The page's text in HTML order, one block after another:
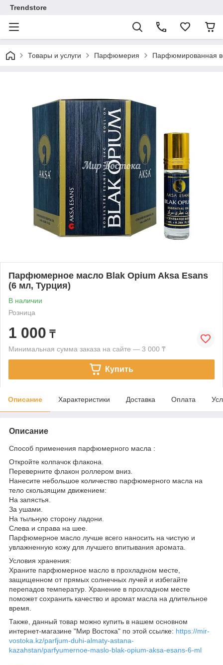
Trendstore
Товары и услуги Парфюмерия Парфюмированная
Парфюмерное масло Blak Opium Aksa Esans
(6 мл, Турция)
В наличии
Розница
1 000 ₸
Минимальная сумма заказа на сайте — 3 000 ₸
Купить
Описание Характеристики Доставка Оплата
Описание
Способ применения парфюмерного масла :
Откройте колпачок флакона.
Переверните флакон роллером вниз.
Нанесите небольшое количество парфюмерного масла на
тело скользящим движением:
На запястья.
За ушами.
На тыльную сторону ладони.
Слева и справа на шее.
Парфюмерное масло лучше всего наносить на чистую и
увлажненную кожу для лучшего впитывания аромата.
Условия хранения:
Храните парфюмерное масло в прохладном месте,
защищенном от прямых солнечных лучей и избегайте
перепадов температур. Хранение в прохладном месте
поможет сохранить качество и аромат масла на длительное
время.
Также, данный товар можно купить в нашем основном
интернет-магазине "Мир Востока" по этой ссылке: https://mir-
vostoka.kz/parfjum-duhi-almaty-astana-
kazahstan/parfyumernoe-maslo-blak-opium-aksa-esans-6-ml